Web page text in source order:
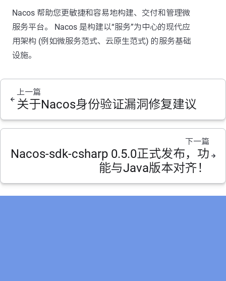
Nacos 帮助您更敏捷和容易地构建、交付和管理微
服务平台。 Nacos 是构建以“服务”为中心的现代应
用架构 (例如微服务范式、云原生范式) 的服务基础
设施。
上一篇
关于Nacos身份验证漏洞修复建议
下一篇
Nacos-sdk-csharp 0.5.0正式发布，功
能与Java版本对齐！